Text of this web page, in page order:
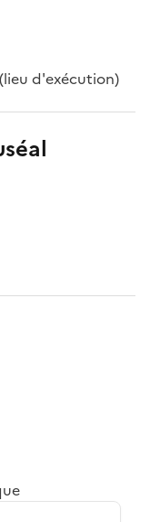
d'exécution)